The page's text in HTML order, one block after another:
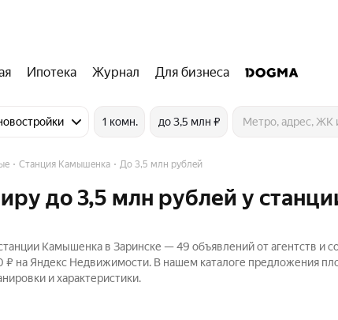
Ипотека Журнал Для бизнеса
1 комн. до 3,5 млн ₽
Станция Камышенка До 3,5 млн рублей
до 3,5 млн рублей у
Камышенка в Заринске — 49 объявлений от агентств и
на Яндекс Недвижимости. В нашем каталоге предложения
и характеристики.